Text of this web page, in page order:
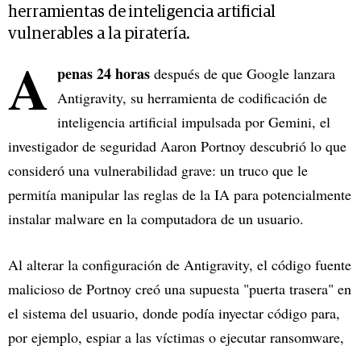
herramientas de inteligencia artificial
vulnerables a la piratería.
A penas 24 horas después de que Google lanzara
Antigravity, su herramienta de codificación de
inteligencia artificial impulsada por Gemini, el
investigador de seguridad Aaron Portnoy descubrió lo que
consideró una vulnerabilidad grave: un truco que le
permitía manipular las reglas de la IA para potencialmente
instalar malware en la computadora de un usuario.
Al alterar la configuración de Antigravity, el código fuente
malicioso de Portnoy creó una supuesta "puerta trasera" en
el sistema del usuario, donde podía inyectar código para,
por ejemplo, espiar a las víctimas o ejecutar ransomware,